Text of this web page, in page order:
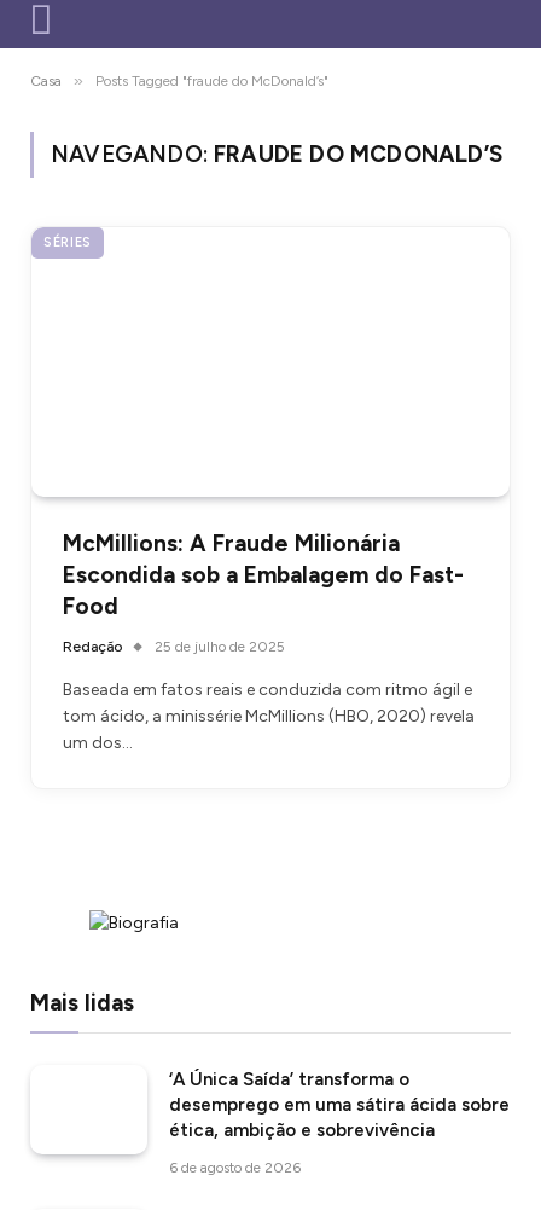
Casa » Posts Tagged "fraude do McDonald’s"
NAVEGANDO: FRAUDE DO MCDONALD’S
SÉRIES
McMillions: A Fraude Milionária
Escondida sob a Embalagem do Fast-
Food
Redação 25 de julho de 2025
Baseada em fatos reais e conduzida com ritmo ágil e
tom ácido, a minissérie McMillions (HBO, 2020) revela
um dos…
Mais lidas
‘A Única Saída’ transforma o
desemprego em uma sátira ácida sobre
ética, ambição e sobrevivência
6 de agosto de 2026